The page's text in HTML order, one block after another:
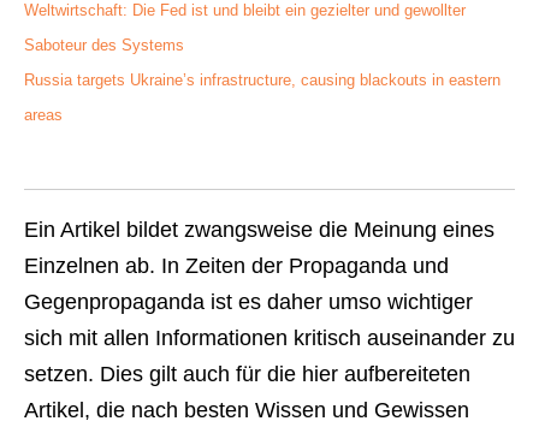
Weltwirtschaft: Die Fed ist und bleibt ein gezielter und gewollter
Saboteur des Systems
Russia targets Ukraine’s infrastructure, causing blackouts in eastern
areas
Ein Artikel bildet zwangsweise die Meinung eines
Einzelnen ab. In Zeiten der Propaganda und
Gegenpropaganda ist es daher umso wichtiger
sich mit allen Informationen kritisch auseinander zu
setzen. Dies gilt auch für die hier aufbereiteten
Artikel, die nach besten Wissen und Gewissen